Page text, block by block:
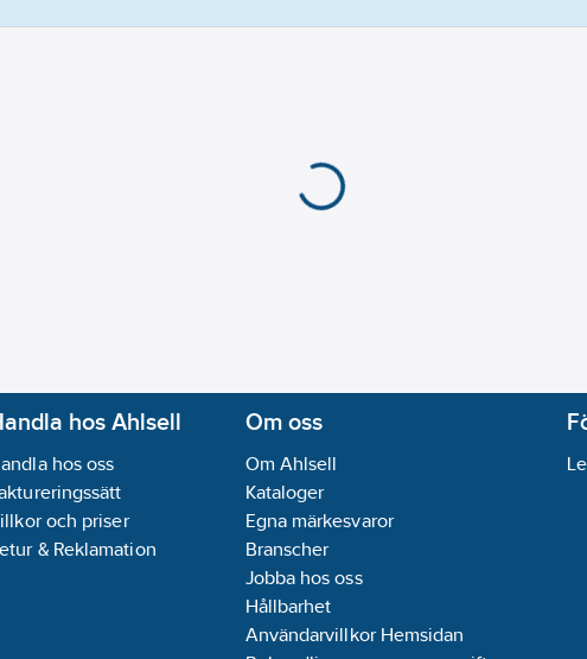
hos Ahlsell
hos oss
och priser
& Reklamation
Om oss
Om Ahlsell
Kataloger
Egna märkesvaror
Branscher
Jobba hos oss
Hållbarhet
Användarvillkor Hemsidan